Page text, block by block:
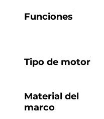
Funciones
Tipo de motor
Material del
marco